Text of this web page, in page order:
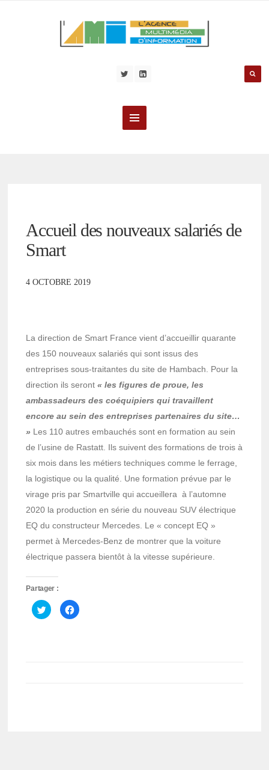
Accueil des nouveaux salariés de
Smart
4 OCTOBRE 2019
La direction de Smart France vient d’accueillir quarante
des 150 nouveaux salariés qui sont issus des
entreprises sous-traitantes du site de Hambach. Pour la
direction ils seront« les figures de proue, les
ambassadeurs des coéquipiers qui travaillent
encore au sein des entreprises partenaires du site…
» Les 110 autres embauchés sont en formation au sein
de l’usine de Rastatt. Ils suivent des formations de trois à
six mois dans les métiers techniques comme le ferrage,
la logistique ou la qualité. Une formation prévue par le
virage pris par Smartville qui accueillera à l’automne
2020 la production en série du nouveau SUV électrique
EQ du constructeur Mercedes. Le « concept EQ »
permet à Mercedes-Benz de montrer que la voiture
électrique passera bientôt à la vitesse supérieure.
Partager :
Cliquez
pour
partager
Cliquez
pour